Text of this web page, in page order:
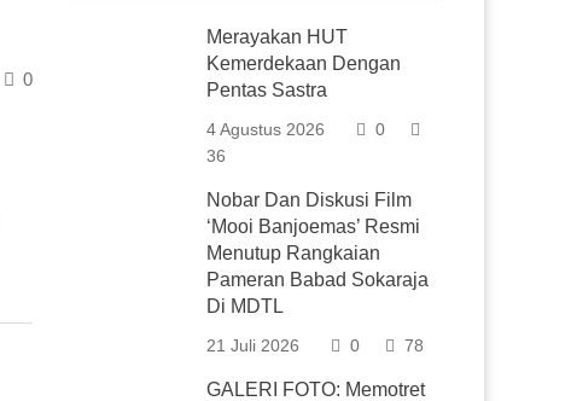
0
Merayakan HUT
Kemerdekaan Dengan
Pentas Sastra
4 Agustus 2026
0
36
Nobar Dan Diskusi Film
‘Mooi Banjoemas’ Resmi
Menutup Rangkaian
Pameran Babad Sokaraja
Di MDTL
21 Juli 2026 0 78
GALERI FOTO: Memotret